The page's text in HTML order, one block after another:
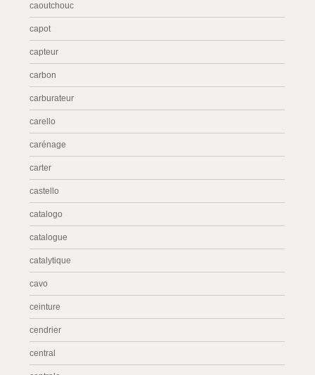
caoutchouc
capot
capteur
carbon
carburateur
carello
carénage
carter
castello
catalogo
catalogue
catalytique
cavo
ceinture
cendrier
central